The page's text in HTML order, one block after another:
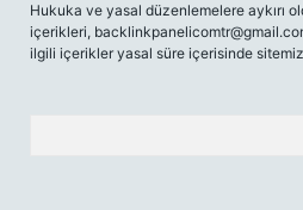
Hukuka ve yasal düzenlemelere aykırı
içerikleri,
ilgili içerikler yasal süre içerisinde